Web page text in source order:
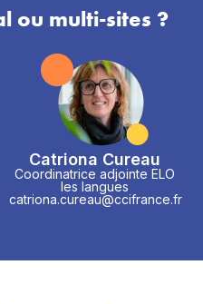
ou multi-sites ?
Catriona Cureau
Coordinatrice adjointe ELO
les langues
catriona.cureau@ccifrance.fr